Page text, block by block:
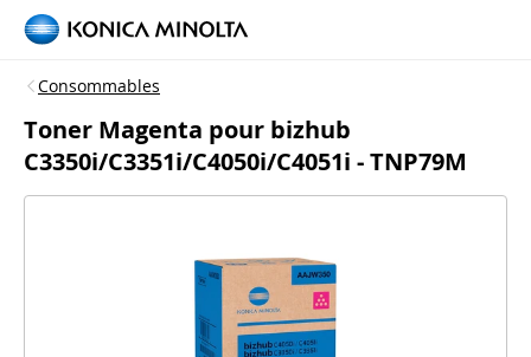
Consommables
Toner Magenta pour bizhub
C3350i/C3351i/C4050i/C4051i - TNP79M